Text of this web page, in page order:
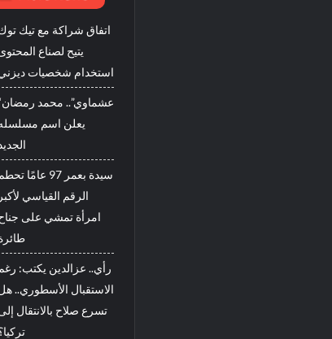
اتفاق شراكة مع تيك
يتيح لصناع
استخدام شخصيات
يعلن اسم
الجديد
سيدة بعمر 97 عامًا تحطم
الرقم القياسي لأكبر
امرأة تمشي على
رأي.. عزالدين يكتب: رغم
الاستقبال الأسطوري..
تسرع صلاح بالانتقال